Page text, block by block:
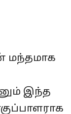
மந்தமாக
இந்த